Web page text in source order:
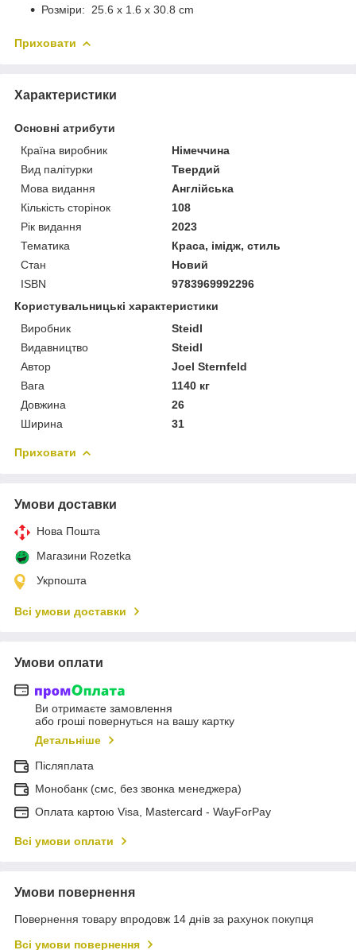
Розміри: 25.6 x 1.6 x 30.8 cm
Приховати
Характеристики
Основні атрибути
Країна виробник
Німеччина
Вид палітурки
Твердий
Мова видання
Англійська
Кількість сторінок
108
Рік видання
2023
Тематика
Краса, імідж, стиль
Стан
Новий
ISBN
9783969992296
Користувальницькі характеристики
Виробник
Steidl
Видавництво
Steidl
Автор
Joel Sternfeld
Вага
1140 кг
Довжина
26
Ширина
31
Приховати
Умови доставки
Нова Пошта
Магазини Rozetka
Укрпошта
Всі умови доставки
Умови оплати
Ви отримаєте замовлення
або гроші повернуться на вашу картку
Детальніше
Післяплата
Монобанк (смс, без звонка менеджера)
Оплата картою Visa, Mastercard - WayForPay
Всі умови оплати
Умови повернення
Повернення товару впродовж 14 днів за рахунок покупця
Всі умови повернення